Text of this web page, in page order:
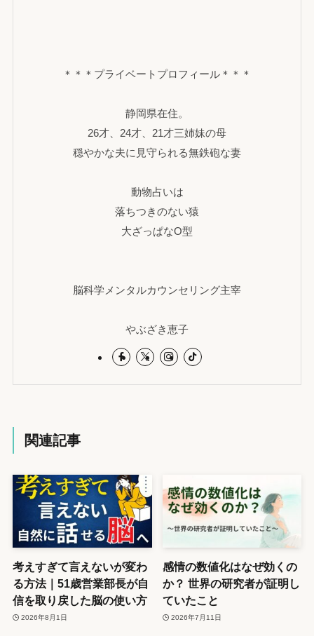
＊＊＊プライベートプロフィール＊＊＊
静岡県在住。
26才、24才、21才三姉妹の母
穏やかな夫に見守られる無鉄砲な妻
動物占いは
落ちつきのない猿
大ざっぱなO型
脳科学メンタルカウンセリング主宰
やぶざき恵子
関連記事
考えすぎて言えないが変わ
る方法｜51歳営業部長が自
信を取り戻した脳の使い方
2026年8月1日
感情の数値化はなぜ効くの
か？ 世界の研究者が証明し
ていたこと
2026年7月11日